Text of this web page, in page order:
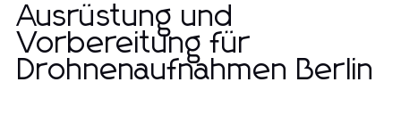
Ausrüstung und
Vorbereitung für
Drohnenaufnahmen Berlin